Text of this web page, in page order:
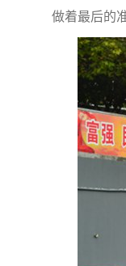
做着最后的准